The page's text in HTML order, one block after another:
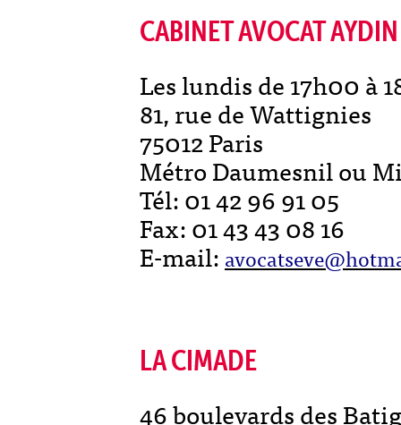
CABINET AVOCAT
Les lundis de 17h00 à
81, rue de Wattignies
75012 Paris
Métro Daumesnil ou
Tél: 01 42 96 91 05
Fax: 01 43 43 08 16
E-mail:
LA CIMADE
46 boulevards des